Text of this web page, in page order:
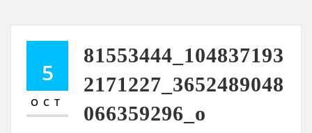
5
OCT
81553444_104837193
2171227_3652489048
066359296_o